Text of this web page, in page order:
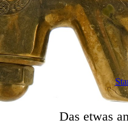
Das etwas